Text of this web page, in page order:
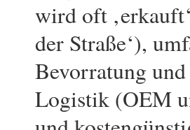
wird oft
der Straße‘),
Bevorratung
Logistik (OEM